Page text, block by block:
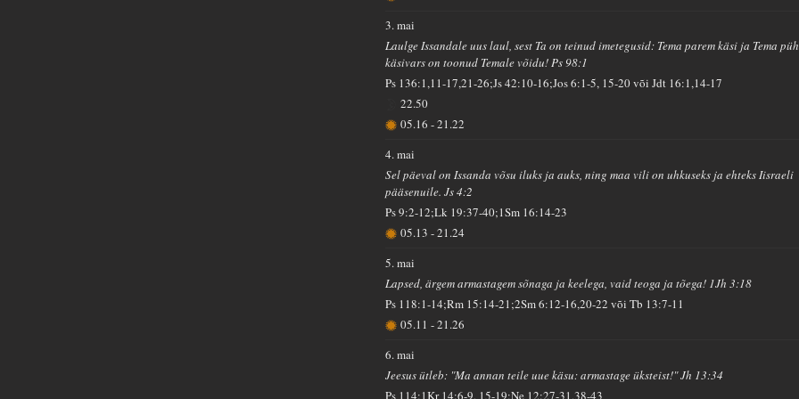
3. mai
Laulge Issandale uus laul, sest Ta on teinud imetegusid: Tema parem käsi ja Tema
käsivars on toonud Temale võidu! Ps 98:1
Ps 136:1,11-17,21-26;Js 42:10-16;Jos 6:1-5, 15-20 või Jdt 16:1,14-17
22.50
05.16 -21.22
4. mai
Sel päeval on Issanda võsu iluks ja auks, ning maa vili on uhkuseks ja ehteks Iisraeli
pääsenuile. Js 4:2
Ps 9:2-12;Lk 19:37-40;1Sm 16:14-23
05.13 -21.24
5. mai
Lapsed, ärgem armastagem sõnaga ja keelega, vaid teoga ja tõega! 1Jh 3:18
Ps 118:1-14;Rm 15:14-21;2Sm 6:12-16,20-22 või Tb 13:7-11
05.11 -21.26
6. mai
Jeesus ütleb: "Ma annan teile uue käsu: armastage üksteist!" Jh 13:34
Ps 114;1Kr 14:6-9, 15-19;Ne 12:27-31,38-43